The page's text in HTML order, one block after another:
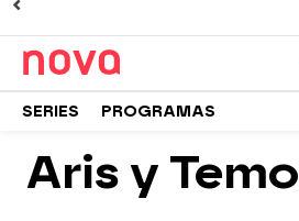
SERIES PROGRAMAS
Aris y Temo